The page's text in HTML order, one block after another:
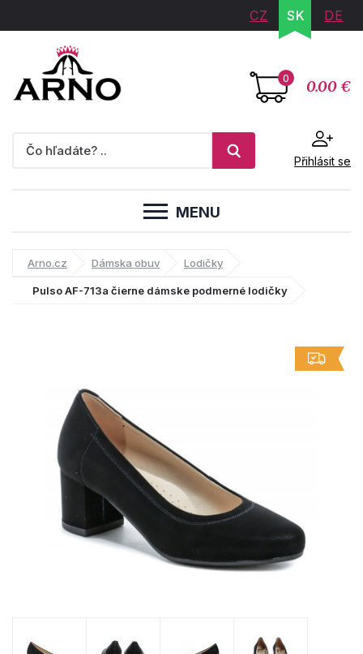
CZ SK DE
0 0.00 €
Přihlásit se
MENU
Arno.cz Dámska obuv Lodičky
Pulso AF-713a čierne dámske podmerné lodičky